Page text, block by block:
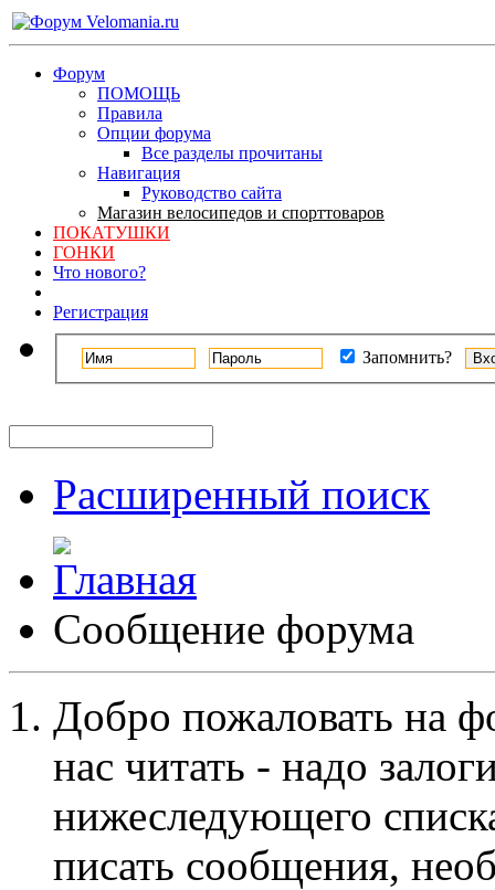
Форум
ПОМОЩЬ
Правила
Опции форума
Все разделы прочитаны
Навигация
Руководство сайта
Магазин велосипедов и спорттоваров
ПОКАТУШКИ
ГОНКИ
Что нового?
Регистрация
Запомнить?
Расширенный поиск
Сообщение форума
Добро пожаловать на
нас читать - надо
нижеследующего
писать сообщения,